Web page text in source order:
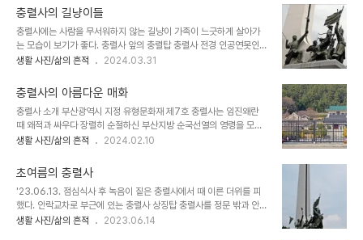
가 커져가는 현실이 되었다. 옥상화단을 가꿀 때만 해도 식목일 전후해
서 꽃시장에서 묘목이나 꽃을 사다 심었지만 몇년 전부터는 그나마도
시들해져 올해는 오늘이 식목일이란 사실조차도 모를 뻔 했다. 정오 쯤
운동삼아 충렬사와 온천천을 산책했다. 충렬사에 있는 왕벚꽃 나무와
수양벚꽃 나무 충렬사 현판과 임란동래 24공신공적비 충렬사를 터전
관찰되고 있다. 자목련 꽃봉오..
충렬사의 길냥이들
충렬사에는 사람을 무서워하지 않는 길냥이 가족이 느긋하게 살아가
는 모습이 보기가 좋다. 충렬사 앞의 충렬탑 충렬사 전경 인공연못인
의중지 뒷편의 활짝 핀 벚꽃과 의중지의 거대한 비단잉어들 의렬각 뒷
가족 6마리의 새끼를 돌보고 있는 어미 길냥이 여러 마리의 새끼 길냥
이들의 모습들 충렬문 오른쪽에 있는 모과나무에 핀 꽃 송상현 부사의
명언인 '전사이 가도난' 석비 자목련 꽃봉오리와 자주색 라일락 벅태기
꽃망울 만개로 가는 온천천 벚꽃 (03 / 30 촬영 분) 카페거리 앞 버스
킹 공연 장면 만개한 온천천 벚꽃 (03/31. 촬영 분) 온화한 날씨에 많
생활 사진/삶의 흔적 2024.03.31
충렬사의 아름다운 매화
충렬사 소개 부산광역시 지정 유형문화재 제7호 충렬사는 임진왜란
때 왜적과 싸우다 장렬히 순절하신 부산지방 순국선열의 영령을 모신
곳으로, 현재의 충렬사는 1605년(선조 38년)에 동래부사 윤훤(尹
송공사(宋公祠)를 세우고 매년 제사를 지낸 것을 시작으로 1624년
(인조 2년)에 선위사 이민구(李敏求)의 건의로 『忠烈祠』라는 사액
을 받고 부산진성에서 순절한 충장공(忠壯公) 정발(鄭撥)을 모시게
되었다. 그 후 1652년(효종3년)에는 충렬사를 지금의 자리로 옮기고
선열의 충절과 학행을 후세에 전하기 위해 강당과 동서재를 지어 안락
생활 사진/삶의 흔적 2024.02.10
초여름의 충렬사
'23.06.13. 점심식사 후 녹음이 짙은 충렬사에서 때 이른 더위를 피
했다. 안락교차로 부근에 있는 충렬사 상징탑 충렬사를 정문 밖과 안에
서 모습 충렬사 연못인 의중지의 모습들 충렬사 본전으로 올라가는 충
생활 사진/삶의 흔적 2023.06.14